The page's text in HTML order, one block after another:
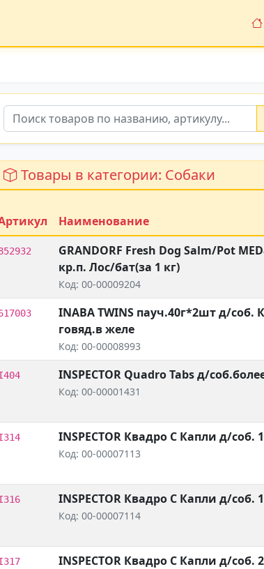
Товары в категории: Собаки
Наименование
GRANDORF Fresh Dog Salm/Pot
кр.п. Лос/бат(за 1 кг)
Код: 00-00009204
INABA TWINS пауч.40г*2шт д/
говяд.в желе
Код: 00-00008993
INSPECTOR Quadro Tabs д/
Код: 00-00001431
INSPECTOR Квадро С Капли д/соб.
Код: 00-00007113
INSPECTOR Квадро С Капли д/соб.
Код: 00-00007114
INSPECTOR Квадро С Капли д/соб.